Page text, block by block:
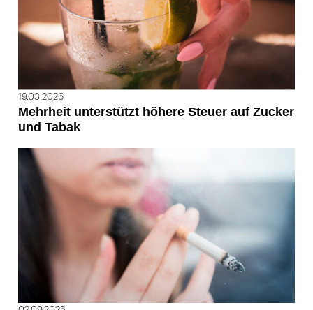
19.03.2026
Mehrheit unterstützt höhere Steuer auf Zucker
und Tabak